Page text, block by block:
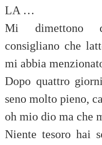
LA …
Mi dimettono
consigliano che
mi abbia
Dopo quattro
seno molto pieno,
oh mio dio ma che
Niente tesoro hai